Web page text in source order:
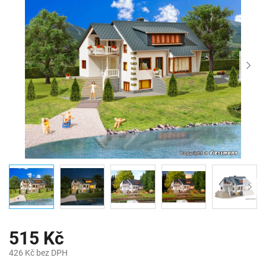
515 Kč
426 Kč bez DPH